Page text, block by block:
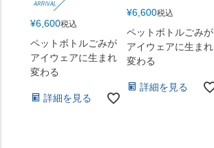
¥6,600税込
ペットボトルごみが
アイウェアに生まれ
変わる
詳細を見る
¥6,600税込
ペットボトルごみが
アイウェアに生まれ
変わる
詳細を見る